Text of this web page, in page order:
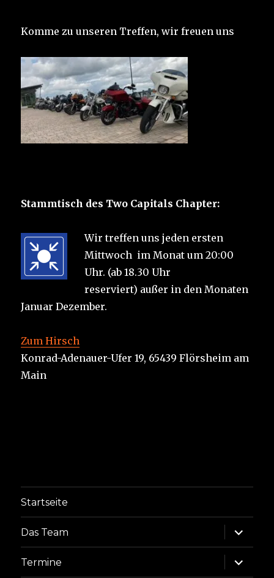
Komme zu unseren Treffen, wir freuen uns
Stammtisch des Two Capitals Chapter:
Wir treffen uns jeden ersten
Mittwoch im Monat um 20:00
Uhr. (ab 18.30 Uhr
reserviert) außer in den Monaten
Januar Dezember.
Zum Hirsch
Konrad-Adenauer-Ufer 19, 65439 Flörsheim am
Main
Startseite
Das Team
Termine